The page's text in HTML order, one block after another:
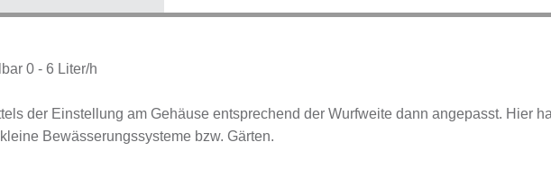
0 - 6 Liter/h
der Einstellung am Gehäuse entsprechend der Wurfweite dann angepasst. Hier
Bewässerungssysteme bzw. Gärten.